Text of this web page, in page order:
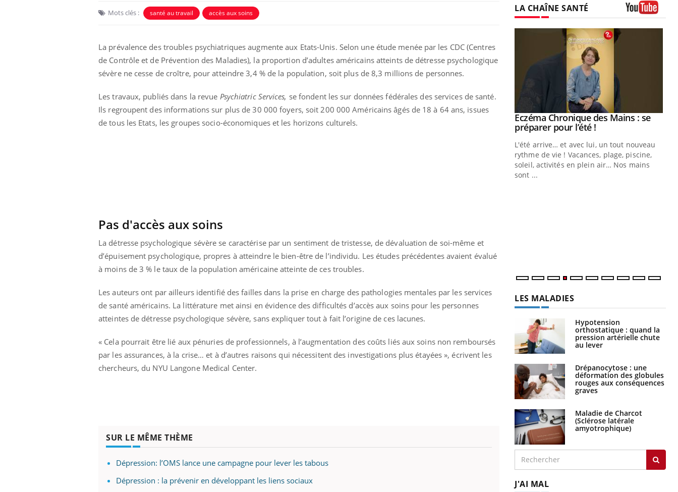
Mots clés : santé au travail accès aux soins
La prévalence des troubles psychiatriques augmente aux Etats-Unis. Selon une étude menée par les CDC (Centres
de Contrôle et de Prévention des Maladies), la proportion d’adultes américains atteints de détresse psychologique
sévère ne cesse de croître, pour atteindre 3,4 % de la population, soit plus de 8,3 millions de personnes.
Les travaux, publiés dans la revue Psychiatric Services, se fondent les sur données fédérales des services de santé.
Ils regroupent des informations sur plus de 30 000 foyers, soit 200 000 Américains âgés de 18 à 64 ans, issues
de tous les Etats, les groupes socio-économiques et les horizons culturels.
Pas d'accès aux soins
La détresse psychologique sévère se caractérise par un sentiment de tristesse, de dévaluation de soi-même et
d’épuisement psychologique, propres à atteindre le bien-être de l’individu. Les études précédentes avaient évalué
à moins de 3 % le taux de la population américaine atteinte de ces troubles.
Les auteurs ont par ailleurs identifié des failles dans la prise en charge des pathologies mentales par les services
de santé américains. La littérature met ainsi en évidence des difficultés d’accès aux soins pour les personnes
atteintes de détresse psychologique sévère, sans expliquer tout à fait l’origine de ces lacunes.
« Cela pourrait être lié aux pénuries de professionnels, à l’augmentation des coûts liés aux soins non remboursés
par les assurances, à la crise… et à d’autres raisons qui nécessitent des investigations plus étayées », écrivent les
chercheurs, du NYU Langone Medical Center.
SUR LE MÊME THÈME
Dépression: l’OMS lance une campagne pour lever les tabous
Dépression : la prévenir en développant les liens sociaux
LA CHAÎNE SANTÉ
Eczéma Chronique des Mains :
expliquer ma maladieYoutube
Youtube
Carence en fer : comprendre pour
prévenirYoutube
Insuline & Charge mentale : et si on Youtube
Eczéma Chronique des Mains : se
préparer pour l’été !Youtube
L'été arrive… et avec lui, un tout nouveau
rythme de vie ! Vacances, plage, piscine,
soleil, activités en plein air… Nos mains
sont ...
LES MALADIES
Hypotension
orthostatique : quand la
pression artérielle chute
au lever
Drépanocytose : une
déformation des globules
rouges aux conséquences
graves
Maladie de Charcot
(Sclérose latérale
amyotrophique)
J'AI MAL